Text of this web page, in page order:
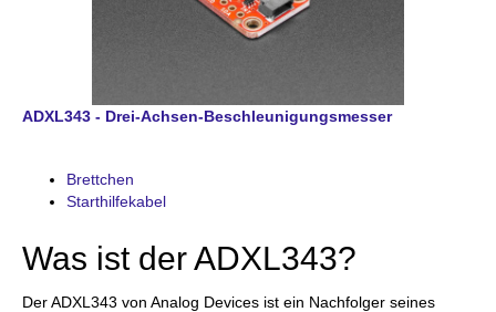
ADXL343 - Drei-Achsen-Beschleunigungsmesser
Brettchen
Starthilfekabel
Was ist der ADXL343?
Der ADXL343 von Analog Devices ist ein Nachfolger seines